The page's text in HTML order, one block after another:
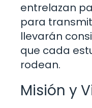
entrelazan
para
llevarán
que cada
rodean.
Misión y